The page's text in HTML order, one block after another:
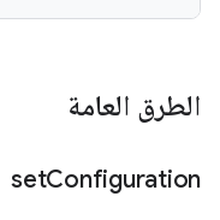
الطرق العامة
setConfiguration